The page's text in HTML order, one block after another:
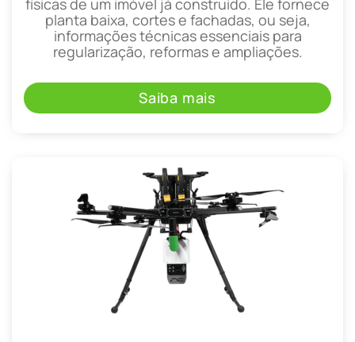
planta baixa, cortes e fachadas, ou seja,
informações técnicas essenciais para
regularização, reformas e ampliações.
Saiba mais